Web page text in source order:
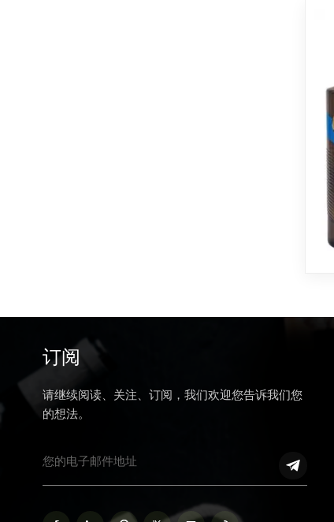
订阅
请继续阅读、关注、订阅，我们欢迎您告诉我们您
的想法。